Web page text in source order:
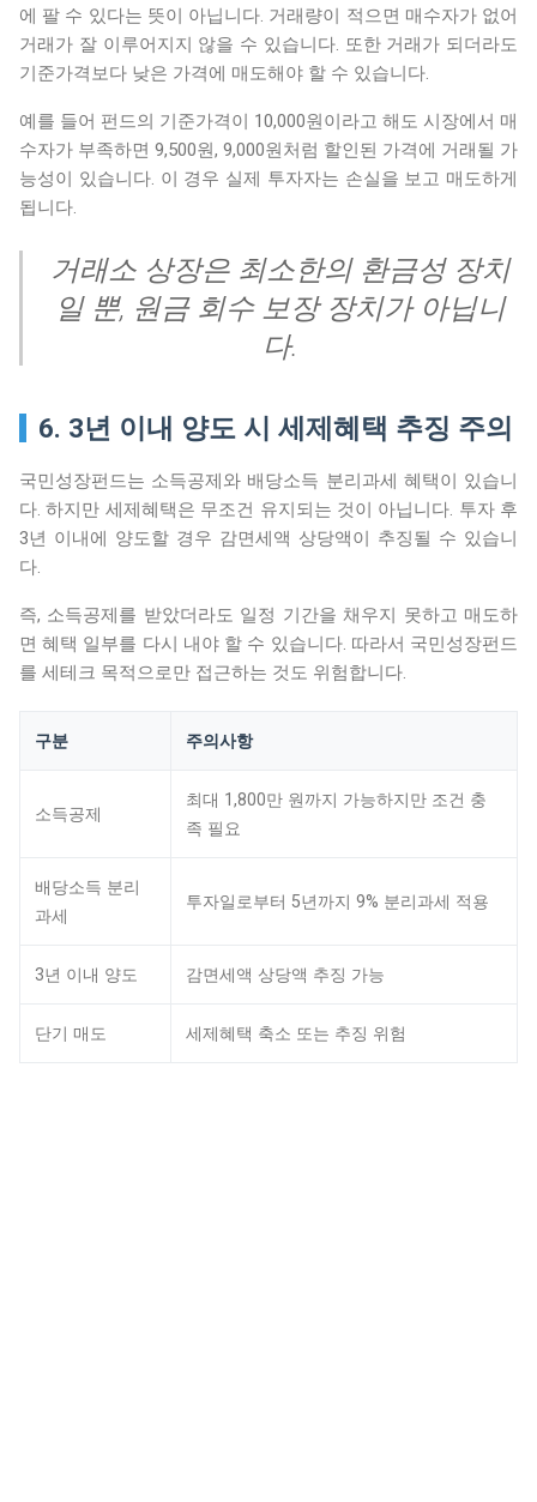
에 팔 수 있다는 뜻이 아닙니다. 거래량이 적으면 매수자가 없어
거래가 잘 이루어지지 않을 수 있습니다. 또한 거래가 되더라도
기준가격보다 낮은 가격에 매도해야 할 수 있습니다.
예를 들어 펀드의 기준가격이 10,000원이라고 해도 시장에서 매
수자가 부족하면 9,500원, 9,000원처럼 할인된 가격에 거래될 가
능성이 있습니다. 이 경우 실제 투자자는 손실을 보고 매도하게
됩니다.
거래소 상장은 최소한의 환금성 장치
일 뿐, 원금 회수 보장 장치가 아닙니
다.
6. 3년 이내 양도 시 세제혜택 추징 주의
국민성장펀드는 소득공제와 배당소득 분리과세 혜택이 있습니
다. 하지만 세제혜택은 무조건 유지되는 것이 아닙니다. 투자 후
3년 이내에 양도할 경우 감면세액 상당액이 추징될 수 있습니
다.
즉, 소득공제를 받았더라도 일정 기간을 채우지 못하고 매도하
면 혜택 일부를 다시 내야 할 수 있습니다. 따라서 국민성장펀드
를 세테크 목적으로만 접근하는 것도 위험합니다.
구분 주의사항
소득공제
최대 1,800만 원까지 가능하지만 조건 충
족 필요
배당소득 분리
과세
투자일로부터 5년까지 9% 분리과세 적용
3년 이내 양도 감면세액 상당액 추징 가능
단기 매도 세제혜택 축소 또는 추징 위험